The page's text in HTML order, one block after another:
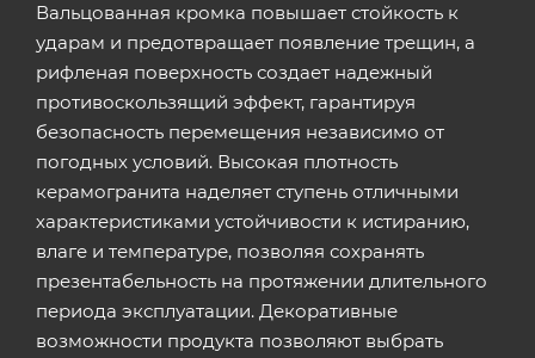
Вальцованная кромка повышает стойкость к
ударам и предотвращает появление трещин, а
рифленая поверхность создает надежный
противоскользящий эффект, гарантируя
безопасность перемещения независимо от
погодных условий. Высокая плотность
керамогранита наделяет ступень отличными
характеристиками устойчивости к истиранию,
влаге и температуре, позволяя сохранять
презентабельность на протяжении длительного
периода эксплуатации. Декоративные
возможности продукта позволяют выбрать